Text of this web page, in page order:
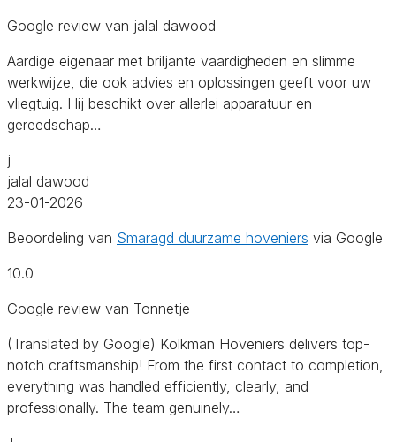
Google review van jalal dawood
Aardige eigenaar met briljante vaardigheden en slimme
werkwijze, die ook advies en oplossingen geeft voor uw
vliegtuig. Hij beschikt over allerlei apparatuur en
gereedschap…
j
jalal dawood
23-01-2026
Beoordeling van Smaragd duurzame hoveniers via Google
10.0
Google review van Tonnetje
(Translated by Google) Kolkman Hoveniers delivers top-
notch craftsmanship! From the first contact to completion,
everything was handled efficiently, clearly, and
professionally. The team genuinely…